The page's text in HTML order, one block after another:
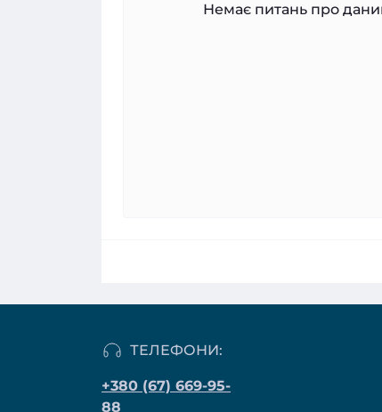
Немає питань про
ТЕЛЕФОНИ:
+380 (67) 669-95-
88